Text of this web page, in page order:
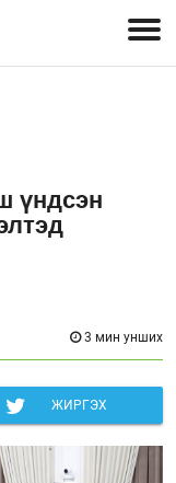
үндсэн
3 мин унших
ЖИРГЭХ